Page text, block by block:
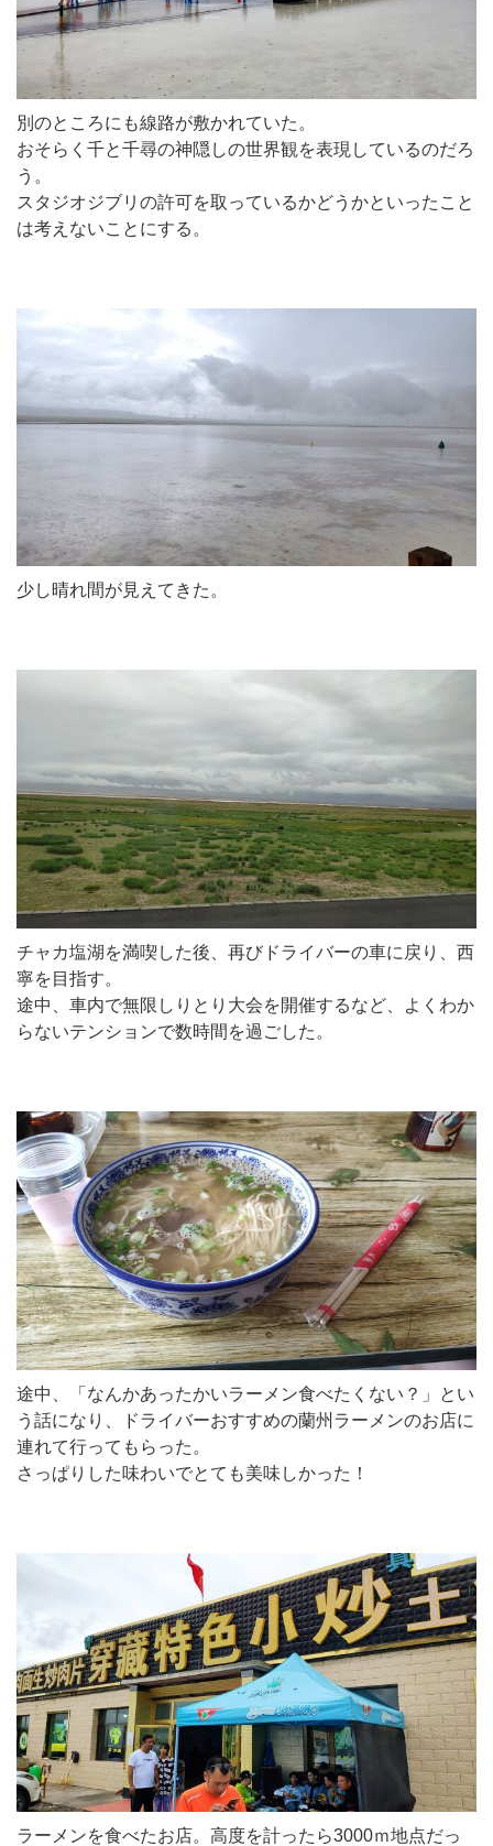
別のところにも線路が敷かれていた。
おそらく千と千尋の神隠しの世界観を表現しているのだろ
う。
スタジオジブリの許可を取っているかどうかといったこと
は考えないことにする。
少し晴れ間が見えてきた。
チャカ塩湖を満喫した後、再びドライバーの車に戻り、西
寧を目指す。
途中、車内で無限しりとり大会を開催するなど、よくわか
らないテンションで数時間を過ごした。
途中、「なんかあったかいラーメン食べたくない？」とい
う話になり、ドライバーおすすめの蘭州ラーメンのお店に
連れて行ってもらった。
さっぱりした味わいでとても美味しかった！
ラーメンを食べたお店。高度を計ったら3000ｍ地点だっ